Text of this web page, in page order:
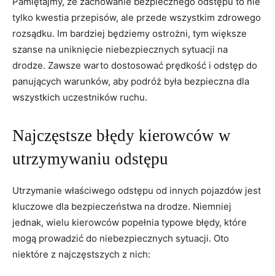
tylko kwestia przepisów, ale przede wszystkim zdrowego
rozsądku. Im bardziej będziemy ostrożni, tym większe
szanse na uniknięcie niebezpiecznych sytuacji na
drodze. Zawsze warto dostosować prędkość i odstęp do
panujących warunków, aby podróż była bezpieczna dla
wszystkich uczestników ruchu.
Najczęstsze błędy kierowców w
utrzymywaniu odstępu
Utrzymanie właściwego odstępu od innych pojazdów jest
kluczowe dla bezpieczeństwa na drodze. Niemniej
jednak, wielu kierowców popełnia typowe błędy, które
mogą prowadzić do niebezpiecznych sytuacji. Oto
niektóre z najczęstszych z nich: